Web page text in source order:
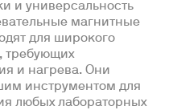
и универсальность
магнитные
для широкого
требующих
и нагрева. Они
инструментом для
любых лабораторных